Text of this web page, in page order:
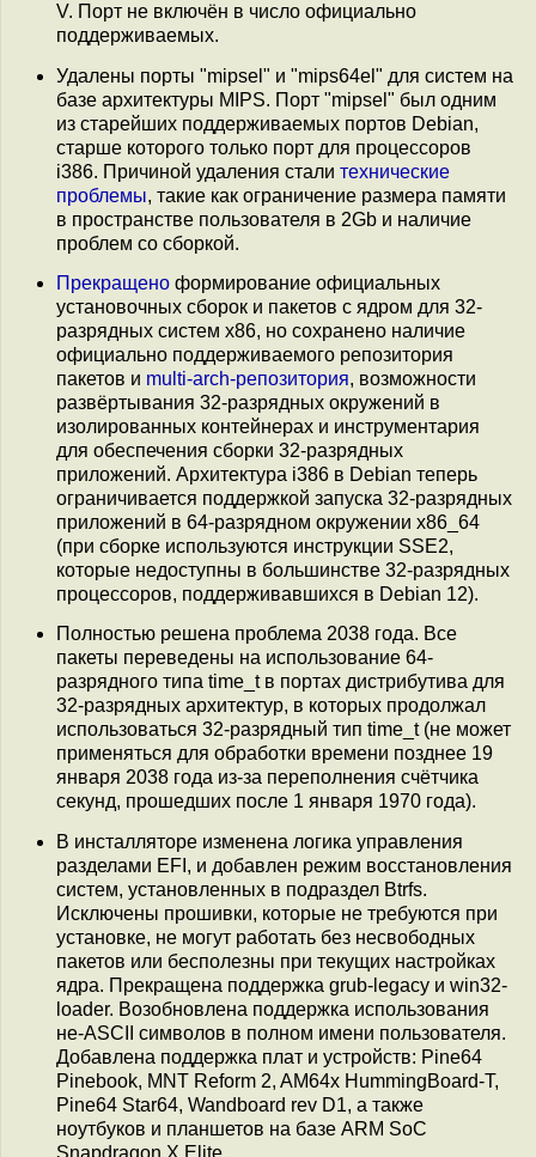
V. Порт не включён в число официально
поддерживаемых.
Удалены порты "mipsel" и "mips64el" для систем на
базе архитектуры MIPS. Порт "mipsel" был одним
из старейших поддерживаемых портов Debian,
старше которого только порт для процессоров
i386. Причиной удаления стали технические
проблемы, такие как ограничение размера памяти
в пространстве пользователя в 2Gb и наличие
проблем со сборкой.
Прекращено формирование официальных
установочных сборок и пакетов с ядром для 32-
разрядных систем x86, но сохранено наличие
официально поддерживаемого репозитория
пакетов и multi-arch-репозитория, возможности
развёртывания 32-разрядных окружений в
изолированных контейнерах и инструментария
для обеспечения сборки 32-разрядных
приложений. Архитектура i386 в Debian теперь
ограничивается поддержкой запуска 32-разрядных
приложений в 64-разрядном окружении x86_64
(при сборке используются инструкции SSE2,
которые недоступны в большинстве 32-разрядных
процессоров, поддерживавшихся в Debian 12).
Полностью решена проблема 2038 года. Все
пакеты переведены на использование 64-
разрядного типа time_t в портах дистрибутива для
32-разрядных архитектур, в которых продолжал
использоваться 32-разрядный тип time_t (не может
применяться для обработки времени позднее 19
января 2038 года из-за переполнения счётчика
секунд, прошедших после 1 января 1970 года).
В инсталляторе изменена логика управления
разделами EFI, и добавлен режим восстановления
систем, установленных в подраздел Btrfs.
Исключены прошивки, которые не требуются при
установке, не могут работать без несвободных
пакетов или бесполезны при текущих настройках
ядра. Прекращена поддержка grub-legacy и win32-
loader. Возобновлена поддержка использования
не-ASCII символов в полном имени пользователя.
Добавлена поддержка плат и устройств: Pine64
Pinebook, MNT Reform 2, AM64x HummingBoard-T,
Pine64 Star64, Wandboard rev D1, а также
ноутбуков и планшетов на базе ARM SoC
Snapdragon X Elite.